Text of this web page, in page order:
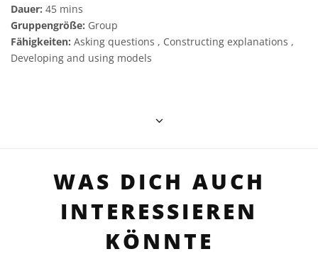
Dauer: 45 mins
Gruppengröße: Group
Fähigkeiten: Asking questions , Constructing explanations ,
Developing and using models
WAS DICH AUCH
INTERESSIEREN
KÖNNTE